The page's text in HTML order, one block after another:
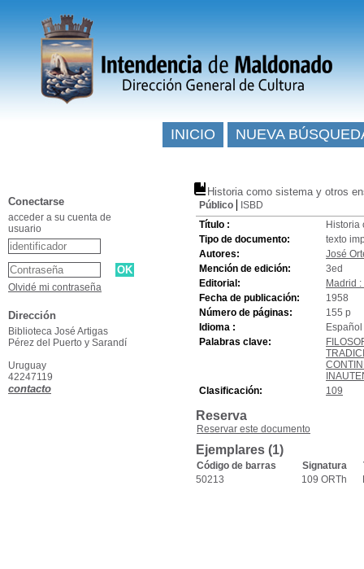
Historia como sistema y otros
Público
ISBD
Título :
Historia
Tipo de documento:
texto
Autores:
José
Mención de edición:
3ed
Editorial:
Madrid
Fecha de publicación:
1958
Número de páginas:
155 p
Idioma :
Español
Palabras clave:
Clasificación:
109
Reserva
Reservar este documento
Ejemplares (1)
Código de barras Signatura
50213
109 ORTh
INICIO NUEVA
Conectarse
acceder a su cuenta de
usuario
Olvidé mi contraseña
Dirección
Biblioteca José Artigas
Pérez del Puerto y Sarandí
Uruguay
42247119
contacto